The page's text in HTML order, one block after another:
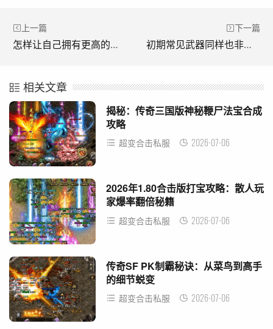
上一篇
怎样让自己拥有更高的收入(如何让自己拥有更高的收入)
下一篇
初期常见武器同样也非常经典(前期常见的武器也非常经典)
相关文章
揭秘：传奇三国版神秘鞭尸法宝合成
攻略
超变合击私服 2026-07-06
2026年1.80合击版打宝攻略：散人玩
家爆率翻倍秘籍
超变合击私服 2026-07-06
传奇SF PK制霸秘诀：从菜鸟到高手
的细节蜕变
超变合击私服 2026-07-06